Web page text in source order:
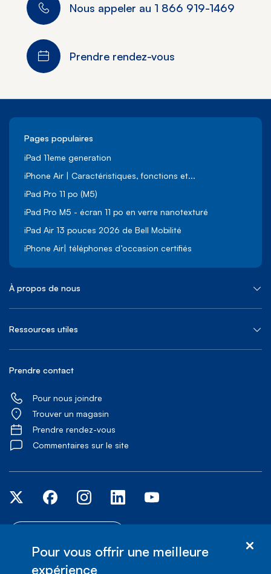
Nous appeler au 1 866 919-1469
Prendre rendez-vous
Pages populaires
iPad 11eme generation
iPhone Air | Caractéristiques, fonctions et...
iPad Pro 11 po (M5)
iPad Pro M5 - écran 11 po en verre nanotexturé
iPad Air 13 pouces 2026 de Bell Mobilité
iPhone Air| téléphones d’occasion certifiés
À propos de nous
Ressources utiles
Prendre contact
Pour nous joindre
Trouver un magasin
Prendre rendez-vous
Commentaires sur le site
© Bell Canada, 2026. Tous droits réservés.
Pour vous offrir une meilleure
expérience